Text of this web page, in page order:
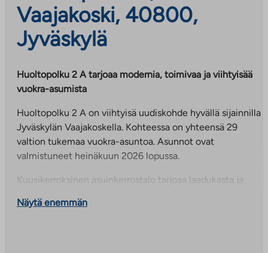
Vaajakoski, 40800,
Jyväskylä
Huoltopolku 2 A tarjoaa modernia, toimivaa ja viihtyisää
vuokra-asumista
Huoltopolku 2 A on viihtyisä uudiskohde hyvällä sijainnilla
Jyväskylän Vaajakoskella. Kohteessa on yhteensä 29
valtion tukemaa vuokra-asuntoa. Asunnot ovat
valmistuneet heinäkuun 2026 lopussa.
Kuusikerroksinen asuinkerrostalo tarjoaa laadukasta ja
ansiosta. Asuntovalikoima koostuu kaksioista, kolmioista
Näytä enemmän